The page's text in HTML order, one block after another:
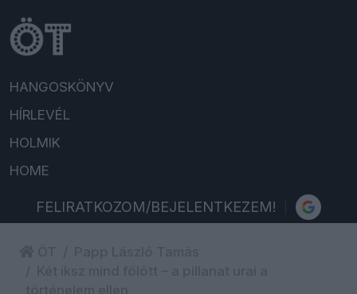
HANGOSKÖNYV
HÍRLEVÉL
HOLMIK
HOME
FELIRATKOZOM/BEJELENTKEZEM!